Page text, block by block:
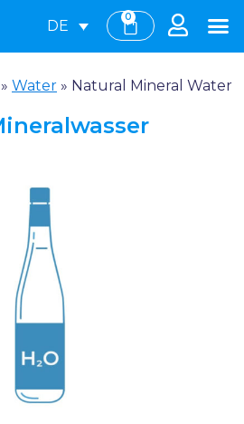
DE
0
» Water » Natural Mineral Water